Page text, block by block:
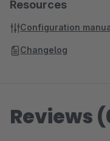
Resources
Configuration
Changelog
Reviews